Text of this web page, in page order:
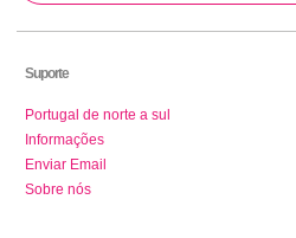
Suporte
Portugal de norte a sul
Informações
Enviar Email
Sobre nós